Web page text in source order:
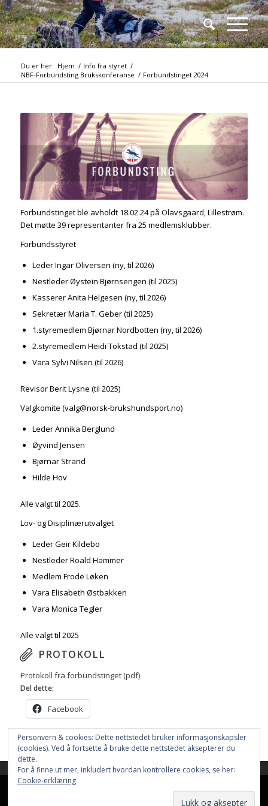
Du er her: Hjem / Info fra styret /
NBF-Forbundsting Brukskonferanse / Forbundstinget 2024
Forbundstinget ble avholdt 18.02.24 på Olavsgaard, Lillestrøm.
Det møtte 39 representanter fra 25 medlemsklubber.
Forbundsstyret
Leder Ingar Oliversen (ny, til 2026)
Nestleder Øystein Bjørnsengen (til 2025)
Kasserer Anita Helgesen (ny, til 2026)
Sekretær Maria T. Geber (til 2025)
1.styremedlem Bjørnar Nordbotten (ny, til 2026)
2.styremedlem Heidi Tokstad (til 2025)
Vara Sylvi Nilsen (til 2026)
Revisor Berit Lysne (til 2025)
Valgkomite (valg@norsk-brukshundsport.no)
Leder Annika Berglund
Øyvind Jensen
Bjørnar Strand
Hilde Hov
Alle valgt til 2025.
Lov- og Disiplinærutvalget
Leder Geir Kildebo
Nestleder Roald Hammer
Medlem Frode Løken
Vara Elisabeth Østbakken
Vara Monica Tegler
Alle valgt til 2025
PROTOKOLL
Protokoll fra forbundstinget (pdf)
Del dette:
Facebook
Aktiviteter
This site uses cookies. By continuing to browse the site, you are
Personvern & cookies: Dette nettstedet bruker informasjonskapsler
(cookies). Ved å fortsette å bruke dette nettstedet aksepterer du
dette.
For å finne ut mer, inkludert hvordan kontrollere cookies, se her:
Cookie-erklæring